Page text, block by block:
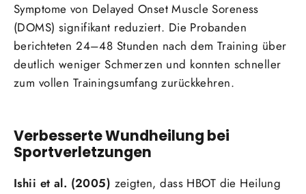
Symptome von Delayed Onset Muscle Soreness
(DOMS) signifikant reduziert. Die Probanden
berichteten 24–48 Stunden nach dem Training über
deutlich weniger Schmerzen und konnten schneller
zum vollen Trainingsumfang zurückkehren.
Verbesserte Wundheilung bei
Sportverletzungen
Ishii et al. (2005) zeigten, dass HBOT die Heilung